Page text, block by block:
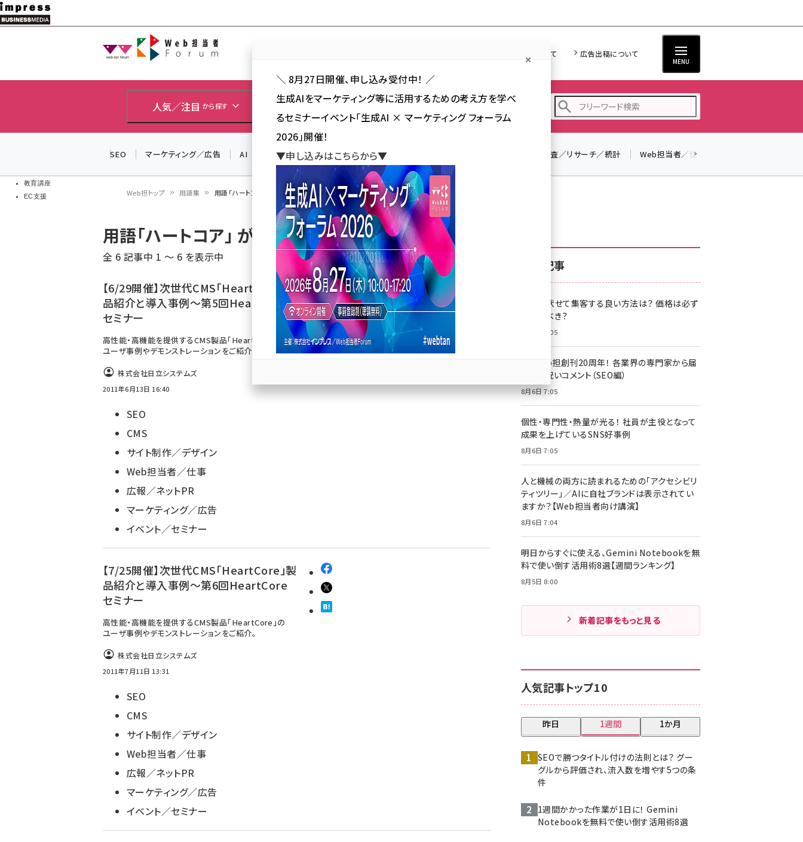
メ
イ
教育講座
EC支援
Web担当者Forum
Web担について 広告出稿について
MENU
人気／注目 から探す カテゴリ／種別 から探す セミナー／イベント から探す
z世代 (1622)
meo (1275)
SEO マーケティング／広告 AI SNS アクセス解析／データ分析 調査／リサーチ／統計 Web担当者／仕事
ン
く
ず
Web担トップ 用語集 用語「ハートコア」 が使われている記事の一覧
用語「ハートコア」 が使われている記事の一覧
全 6 記事中 1 ～ 6 を表示中
【6/29開催】次世代CMS「HeartCore」製
品紹介と導入事例～第5回HeartCore
セミナー
高性能・高機能を提供するCMS製品「HeartCore」の
ユーザ事例やデモンストレーションをご紹介。
株式会社日立システムズ
2011年6月13日 16:40
SEO
CMS
サイト制作／デザイン
Web担当者／仕事
広報／ネットPR
マーケティング／広告
イベント／セミナー
【7/25開催】次世代CMS「HeartCore」製
品紹介と導入事例～第6回HeartCore
セミナー
高性能・高機能を提供するCMS製品「HeartCore」の
ユーザ事例やデモンストレーションをご紹介。
株式会社日立システムズ
2011年7月11日 13:31
SEO
CMS
サイト制作／デザイン
Web担当者／仕事
広報／ネットPR
マーケティング／広告
イベント／セミナー
新着記事
価格を伏せて集客する良い方法は？ 価格は必ず
記載すべき？
8月6日 7:05
祝・Web担創刊20周年！ 各業界の専門家から届
いたお祝いコメント（SEO編）
8月6日 7:05
個性・専門性・熱量が光る！ 社員が主役となって
成果を上げているSNS好事例
8月6日 7:05
人と機械の両方に読まれるための「アクセシビリ
ティツリー」／AIに自社ブランドは表示されてい
ますか？【Web担当者向け講演】
8月6日 7:04
明日からすぐに使える、Gemini Notebookを無
料で使い倒す活用術8選【週間ランキング】
8月5日 8:00
新着記事をもっと見る
人気記事トップ10
昨日 1週間 1か月
SEOで勝つタイトル付けの法則とは？ グー
グルから評価され、流入数を増やす5つの条
件
1週間かかった作業が1日に！ Gemini
Notebookを無料で使い倒す活用術8選
＼ 8月27日開催、申し込み受付中！ ／
生成AIをマーケティング等に活用するための考え方を学べ
るセミナーイベント「生成AI × マーケティング フォーラム
2026」開催！
▼申し込みはこちらから▼